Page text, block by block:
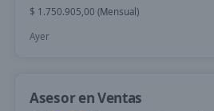
$ 1.750.905,00 (Mensual)
Ayer
Asesor en Ventas